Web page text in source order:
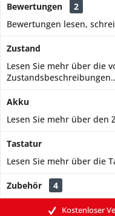
Bewertungen
2
Bewertungen lesen,
Zustand
Lesen Sie mehr über die
Akku
Lesen Sie mehr über den
Tastatur
Lesen Sie mehr über die
Zubehör 4
Kostenloser